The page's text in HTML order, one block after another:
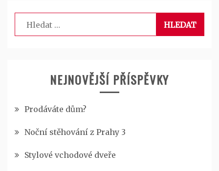
Vyhledávání
NEJNOVĚJŠÍ PŘÍSPĚVKY
Prodáváte dům?
Noční stěhování z Prahy 3
Stylové vchodové dveře